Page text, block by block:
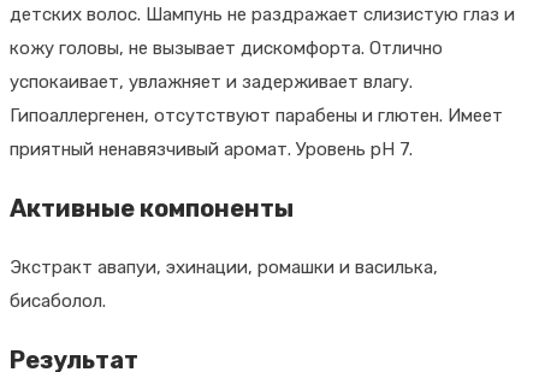
"без
слез"
для
детей
детских волос. Шампунь не раздражает слизистую глаз и
кожу головы, не вызывает дискомфорта. Отлично
успокаивает, увлажняет и задерживает влагу.
Гипоаллергенен, отсутствуют парабены и глютен. Имеет
приятный ненавязчивый аромат. Уровень pH 7.
Активные компоненты
Экстракт авапуи, эхинации, ромашки и василька,
бисаболол.
Результат